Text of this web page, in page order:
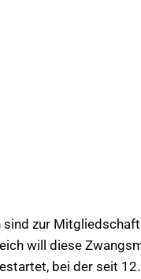
sind zur
will diese
bei der seit